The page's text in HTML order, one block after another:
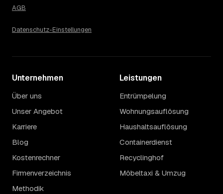
AGB
Datenschutz-Einstellungen
Unternehmen
Über uns
Unser Angebot
Karriere
Blog
Kostenrechner
Firmenverzeichnis
Methodik
Leistungen
Entrümpelung
Wohnungsauflösung
Haushaltsauflösung
Containerdienst
Recyclinghof
Möbeltaxi & Umzug